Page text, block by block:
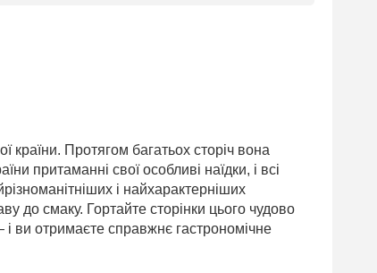
країни. Протягом багатьох сторіч вона
притаманні свої особливі наїдки, і всі
і найхарактерніших
до смаку. Гортайте сторінки цього чудово
ви отримаєте справжнє гастрономічне